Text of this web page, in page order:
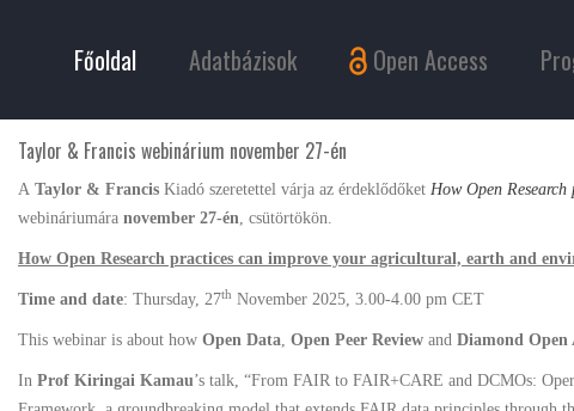
Főoldal Adatbázisok Open Access
Taylor & Francis webinárium november 27-én
A Taylor & Francis Kiadó szeretettel várja az érdeklődőket How Open
webináriumára november 27-én, csütörtökön.
How Open Research practices can improve your agricultural, earth and
Time and date: Thursday, 27th November 2025, 3.00-4.00 pm CET
This webinar is about how Open Data, Open Peer Review and Diamond Open
In Prof Kiringai Kamau’s talk, “From FAIR to FAIR+CARE and DCMOs: